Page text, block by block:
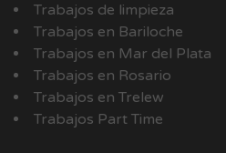
Trabajos de limpieza
Trabajos en Bariloche
Trabajos en Mar del Plata
Trabajos en Rosario
Trabajos en Trelew
Trabajos Part Time